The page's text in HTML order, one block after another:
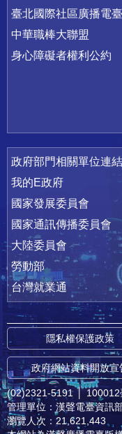
臺北國際社區廣播電臺
中華職棒大聯盟
身心障礙者權利公約
政府部門相關單位連結
我的E政府
國家發展委員會
國家通訊傳播委員會
大陸委員會
勞動部
台灣就業通
隱私權保護政策
政府網站資料開放宣
(02)2321-5191 │ 100012
管理單位：漢聲電臺資訊
瀏覽人次：21,621,443